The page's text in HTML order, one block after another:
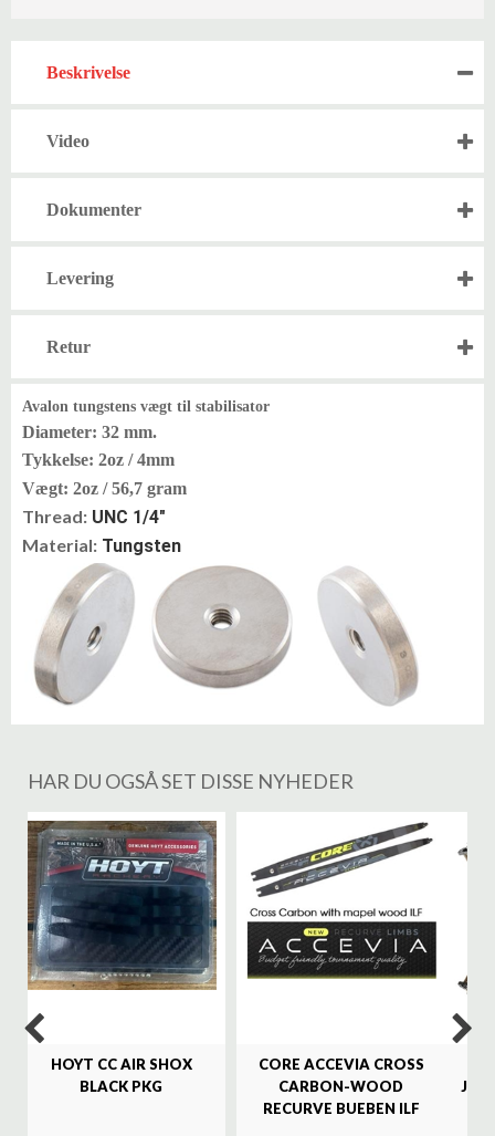
Beskrivelse
Video
Dokumenter
Levering
Retur
Avalon tungstens vægt til stabilisator
Diameter: 32 mm.
Tykkelse: 2oz / 4mm
Vægt: 2oz / 56,7 gram
Thread: UNC 1/4"
Material: Tungsten
HAR DU OGSÅ SET DISSE NYHEDER
HOYT CC AIR SHOX
BLACK PKG
CORE ACCEVIA CROSS
CARBON-WOOD
RECURVE BUEBEN ILF